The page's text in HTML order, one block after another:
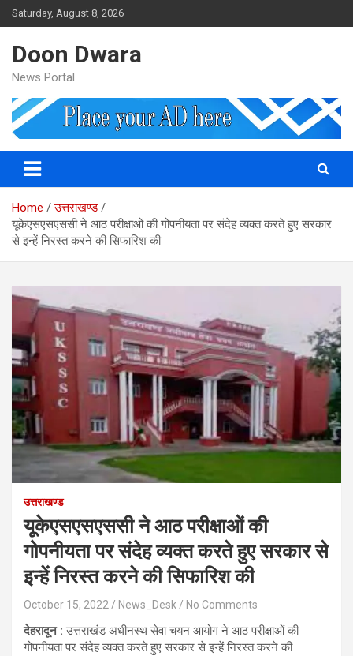
Skip
to
Saturday, August 8, 2026
Doon Dwara
News Portal
Home
उत्तराखण्ड
यूकेएसएसएससी ने आठ परीक्षाओं की गोपनीयता पर संदेह व्यक्त करते हुए सरकार
से इन्हें निरस्त करने की सिफारिश की
उत्तराखण्ड
यूकेएसएसएससी ने आठ परीक्षाओं की
गोपनीयता पर संदेह व्यक्त करते हुए सरकार से
इन्हें निरस्त करने की सिफारिश की
October 15, 2022 News_Desk No Comments
देहरादून :उत्तराखंड अधीनस्थ सेवा चयन आयोग ने आठ परीक्षाओं की
गोपनीयता पर संदेह व्यक्त करते हुए सरकार से इन्हें निरस्त करने की